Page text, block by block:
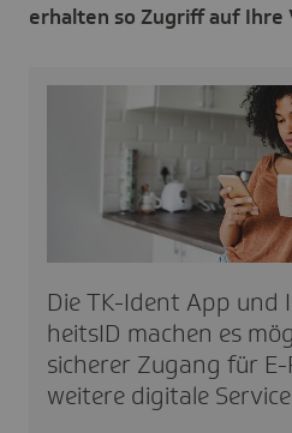
erhalten so Zugriff auf Ihre
Die TK-Ident App und
heitsID machen es
sicherer Zugang für
weitere digi­tale